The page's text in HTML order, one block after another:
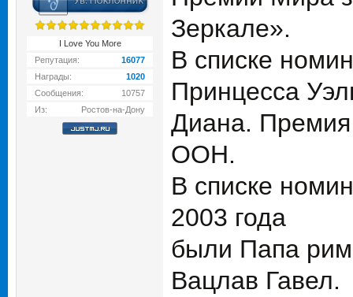
I Love You More
Репутация:
16077
Награды:
1020
Сообщения:
10757
Из:
Ростов-на-Дону
Зеркале».
В списке
Принцесса
Диана. Премия
ООН.
В списке
2003 года
были Папа
Вацлав Гавел.